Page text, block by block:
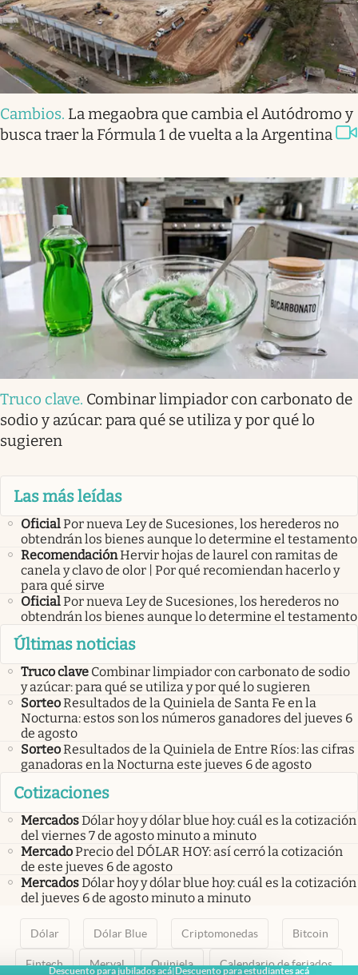
Descuento para jubilados acá|Descuento para estudiantes acá
Cambios. La megaobra que cambia el Autódromo y
busca traer la Fórmula 1 de vuelta a la Argentina
Truco clave. Combinar limpiador con carbonato de
sodio y azúcar: para qué se utiliza y por qué lo
sugieren
Las más leídas
OficialPor nueva Ley de Sucesiones, los herederos no
obtendrán los bienes aunque lo determine el testamento
RecomendaciónHervir hojas de laurel con ramitas de
canela y clavo de olor | Por qué recomiendan hacerlo y
para qué sirve
OficialPor nueva Ley de Sucesiones, los herederos no
obtendrán los bienes aunque lo determine el testamento
Últimas noticias
Truco clave Combinar limpiador con carbonato de sodio
y azúcar: para qué se utiliza y por qué lo sugieren
SorteoResultados de la Quiniela de Santa Fe en la
Nocturna: estos son los números ganadores del jueves 6
de agosto
SorteoResultados de la Quiniela de Entre Ríos: las cifras
ganadoras en la Nocturna este jueves 6 de agosto
Cotizaciones
MercadosDólar hoy y dólar blue hoy: cuál es la cotización
del viernes 7 de agosto minuto a minuto
MercadoPrecio del DÓLAR HOY: así cerró la cotización
de este jueves 6 de agosto
MercadosDólar hoy y dólar blue hoy: cuál es la cotización
del jueves 6 de agosto minuto a minuto
Dólar Dólar Blue Criptomonedas Bitcoin
Fintech Merval Quiniela Calendario de feriados